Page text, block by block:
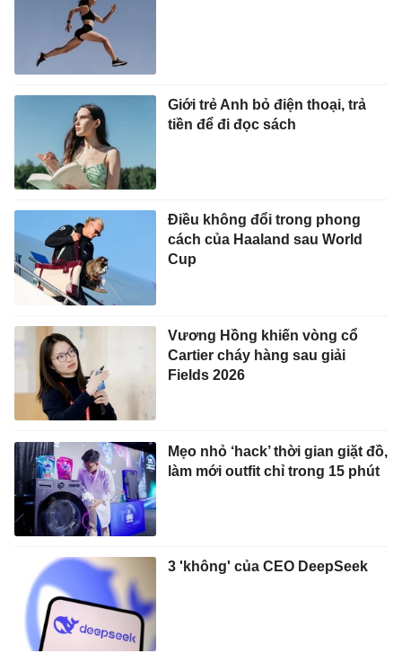
Giới trẻ Anh bỏ điện thoại, trả
tiền để đi đọc sách
Điều không đổi trong phong
cách của Haaland sau World
Cup
Vương Hồng khiến vòng cổ
Cartier cháy hàng sau giải
Fields 2026
Mẹo nhỏ ‘hack’ thời gian giặt đồ,
làm mới outfit chỉ trong 15 phút
3 'không' của CEO DeepSeek